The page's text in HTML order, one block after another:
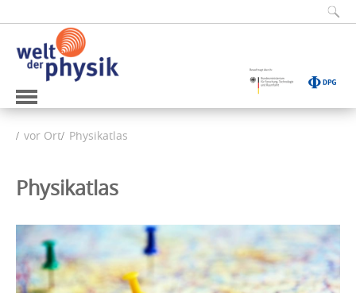
vor Ort Physikatlas
Physikatlas